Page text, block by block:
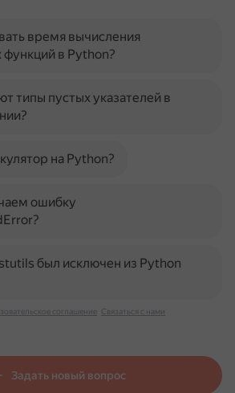
время вычисления
в Python?
типы пустых указателей в
на Python?
ошибку
был исключен из Python
соглашение Связаться с нами
Задать новый вопрос